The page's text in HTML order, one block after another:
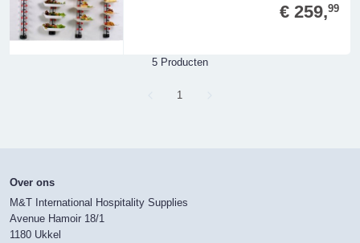
€ 259,99
5 Producten
Page
1
Over ons
M&T International Hospitality Supplies
Avenue Hamoir 18/1
1180 Ukkel